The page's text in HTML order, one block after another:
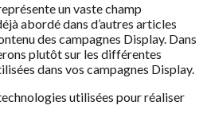
un vaste champ
abordé dans d’autres articles
des campagnes Display. Dans
plutôt sur les différentes
dans vos campagnes Display.
utilisées pour réaliser